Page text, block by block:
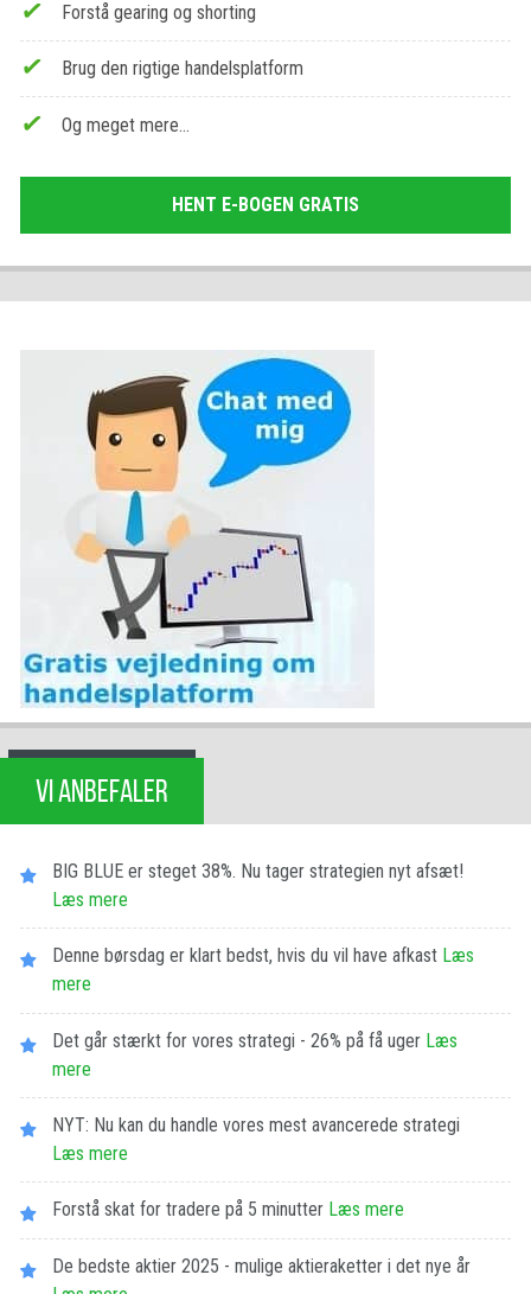
Forstå gearing og shorting
Brug den rigtige handelsplatform
Og meget mere…
HENT E-BOGEN GRATIS
VI ANBEFALER
BIG BLUE er steget 38%. Nu tager strategien nyt afsæt!
Læs mere
Denne børsdag er klart bedst, hvis du vil have afkast Læs
mere
Det går stærkt for vores strategi - 26% på få uger Læs
mere
NYT: Nu kan du handle vores mest avancerede strategi
Læs mere
Forstå skat for tradere på 5 minutter Læs mere
De bedste aktier 2025 - mulige aktieraketter i det nye år